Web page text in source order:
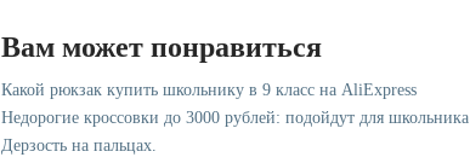
Вам может понравиться
Какой рюкзак купить школьнику в 9 класс на AliExpress
Недорогие кроссовки до 3000 рублей: подойдут для школьника
Дерзость на пальцах.